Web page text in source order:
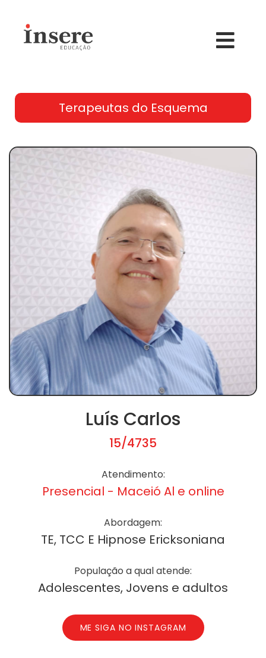
Terapeutas do Esquema
Luís Carlos
15/4735
Atendimento:
Presencial - Maceió Al e online
Abordagem:
TE, TCC E Hipnose Ericksoniana
População a qual atende:
Adolescentes, Jovens e adultos
ME SIGA NO INSTAGRAM